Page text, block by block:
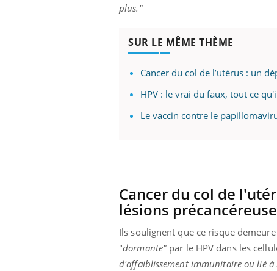
plus."
SUR LE MÊME THÈME
Cancer du col de l’utérus : un
HPV : le vrai du faux, tout ce
Le vaccin contre le
Cancer du col de
lésions
Ils soulignent que ce risque
"dormante" par le HPV dans les
d'affaiblissement immunitaire ou lié à
expliquer ma maladie Youtube